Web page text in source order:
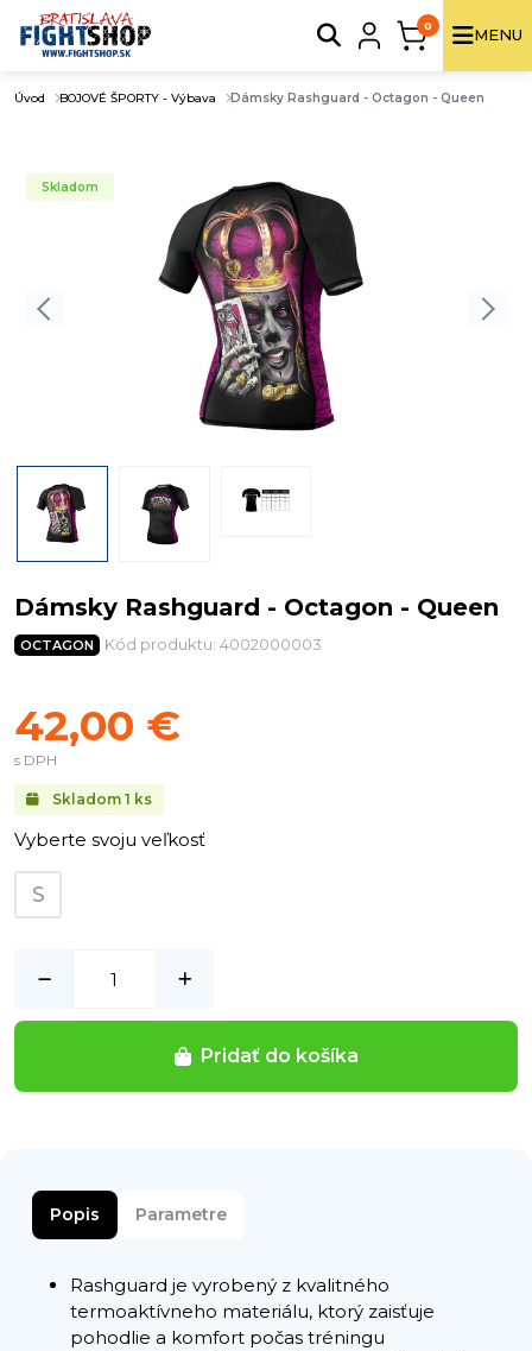
0
MENU
Úvod BOJOVÉ ŠPORTY - Výbava Dámsky Rashguard - Octagon - Queen
Skladom
Dámsky Rashguard - Octagon - Queen
OCTAGON Kód produktu: 4002000003
Skladom 1 ks
42,00 €
s DPH
Vyberte svoju veľkosť
S
Pridať do košíka
Popis Parametre
Rashguard je vyrobený z kvalitného
termoaktívneho materiálu, ktorý zaisťuje
pohodlie a komfort počas tréningu